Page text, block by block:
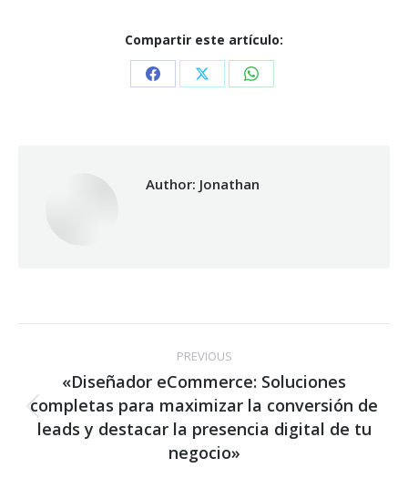
Compartir este artículo:
Share Share Share
Author: Jonathan
navigation
PREVIOUS
Previous
post:
«Diseñador eCommerce: Soluciones
completas para maximizar la conversión de
leads y destacar la presencia digital de tu
negocio»